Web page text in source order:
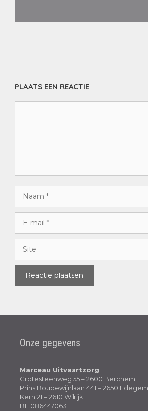
PLAATS EEN REACTIE
Onze gegevens
Marceau Uitvaartzorg
Grotesteenweg 55 – 2600 Berchem
Prins Boudewijnlaan 441 – 2650 Edegem
Kern 21 – 2610 Wilrijk
BE 0864470631